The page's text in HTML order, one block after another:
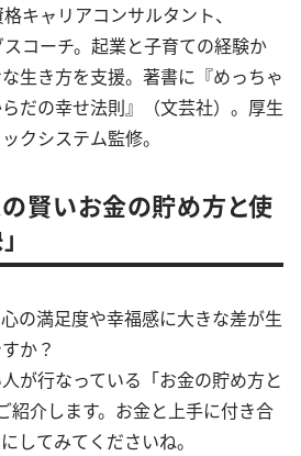
キャリアコンサルタント、
コーチ。起業と子育ての経験か
生き方を支援。著書に『めっちゃ
だの幸せ法則』（文芸社）。厚生
クシステム監修。
賢いお金の貯め方と使
の満足度や幸福感に大きな差が生
か？
が行なっている「お金の貯め方と
紹介します。お金と上手に付き合
してみてくださいね。